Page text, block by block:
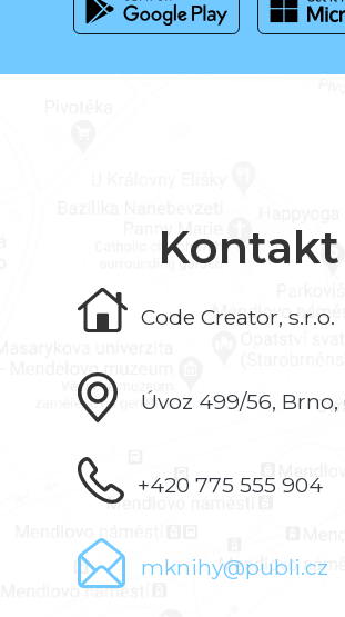
Kontakt
Code Creator, s.r.o.
Úvoz 499/56, Brno,
+420 775 555 904
mknihy@publi.cz